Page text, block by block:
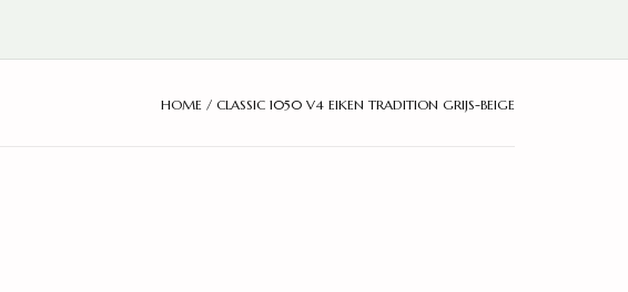
HOME / CLASSIC 1050 V4 EIKEN TRADITION GRIJS-BEIGE